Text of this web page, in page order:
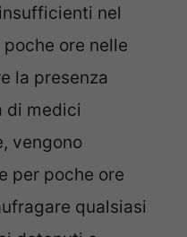
nel
ore nelle
la presenza
di medici
vengono
per poche ore
qualsiasi